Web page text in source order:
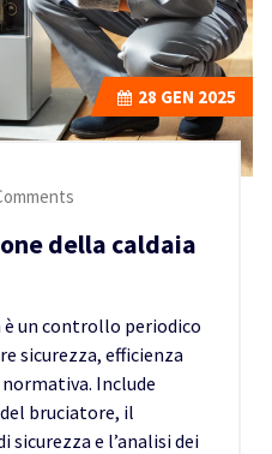
28 GEN 2025
della caldaia
è un controllo periodico
sicurezza, efficienza
Include
bruciatore, il
e l’analisi dei